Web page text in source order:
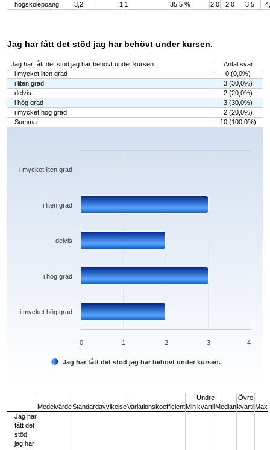
högskolepoäng.
3,2 1,1 35,5 % 2,0 2,0 3,5
Jag har fått det stöd jag har behövt under kursen.
Jag har fått det stöd jag har behövt under kursen.
Antal svar
i mycket liten grad
0 (0,0%)
i liten grad
3 (30,0%)
delvis
2 (20,0%)
i hög grad
3 (30,0%)
i mycket hög grad
2 (20,0%)
Summa
10 (100,0%)
Chart
The chart has 1 X axis displaying categories.
Jag har fått det stöd jag har behövt under kursen.
i mycket hög grad
i hög grad
delvis
i liten grad
i mycket liten grad
0 1 2 3 4
MedelvärdeStandardavvikelseVariationskoefficientMin
Undre
kvartilMedian
Övre
kvartilMax
Jag har
fått det
stöd
jag har